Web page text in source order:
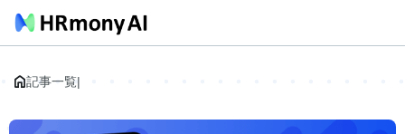
記事一覧|